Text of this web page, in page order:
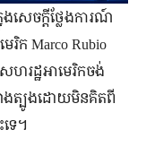
សេចក្តីថ្លែងការណ៍
រិក Marco Rubio
សហរដ្ឋអាមេរិកចង់
ាងត្បូងដោយមិនគិតពី
េ។